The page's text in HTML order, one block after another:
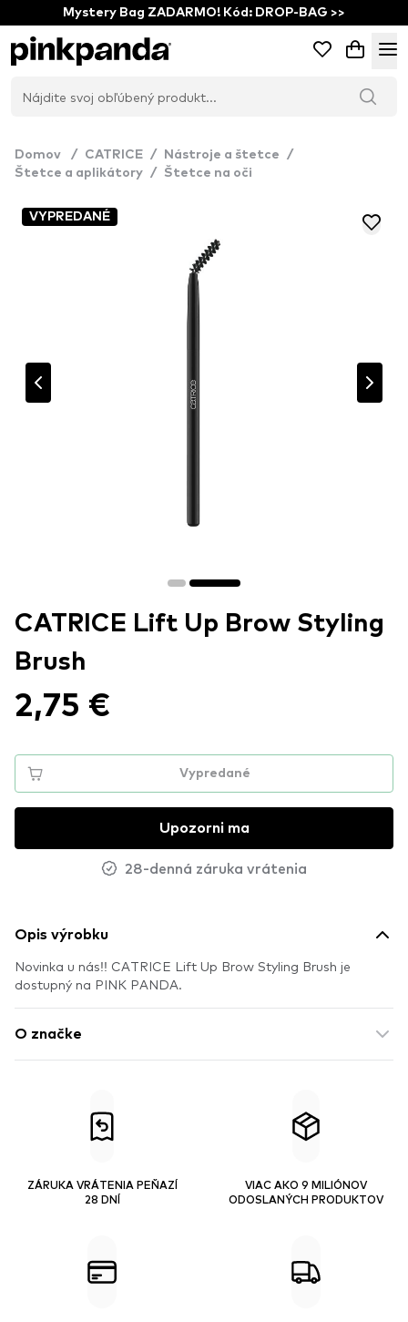
Mystery Bag ZADARMO! Kód: DROP-BAG >>
Domov / CATRICE / Nástroje a štetce
/
Štetce a aplikátory / Štetce na oči
VYPREDANÉ
CATRICE Lift Up Brow Styling
Brush
2,75 €
Vypredané
Upozorni ma
28-denná záruka vrátenia
Opis výrobku
Novinka u nás!! CATRICE Lift Up Brow Styling Brush je
dostupný na PINK PANDA.
O značke
ZÁRUKA VRÁTENIA PEŇAZÍ
28 DNÍ
VIAC AKO 9 MILIÓNOV
ODOSLANÝCH PRODUKTOV